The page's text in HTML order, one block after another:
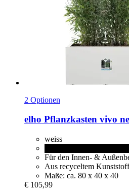
2 Optionen
elho Pflanzkasten vivo
weiss
Für den Innen- &
Aus recyceltem Kunststoff
Maße: ca. 80 x 40 x 40
€ 105,99